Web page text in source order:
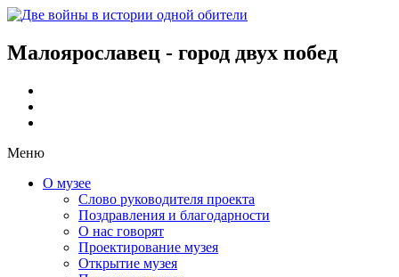
Малоярославец - город двух побед
Меню
О музее
Слово руководителя проекта
Поздравления и благодарности
О нас говорят
Проектирование музея
Открытие музея